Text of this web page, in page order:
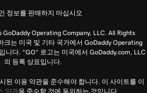
정보를 판매하지 마십시오
Operating Company, LLC. All Rights
크는 미국 및 기타 국가에서 GoDaddy Operating
니다. “GO” 로고는 미국에서 GoDaddy.com, LLC
의 등록 상표입니다.
된 이용 약관을 준수해야 합니다. 이 사이트를 이
약관을 준수할 것에 동의하는 것입니다.